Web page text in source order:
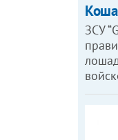
ЗСУ